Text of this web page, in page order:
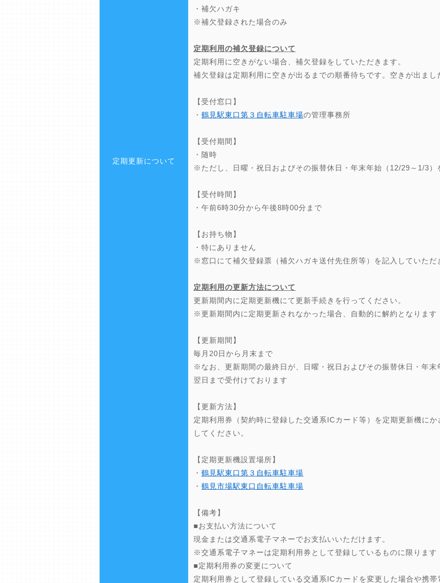
定期更新について
・補欠ハガキ
※補欠登録された場合のみ
定期利用の補欠登録について
定期利用に空きがない場合、補欠登録をしていただきます。
補欠登録は定期利用に空きが出るまでの順番待ちです。空きが出ま
【受付窓口】
・ 鶴見駅東口第３自転車駐車場の管理事務所
【受付期間】
・随時
※ただし、日曜・祝日およびその振替休日・年末年始（12/29～1/3）
【受付時間】
・午前6時30分から午後8時00分まで
【お持ち物】
・特にありません
※窓口にて補欠登録票（補欠ハガキ送付先住所等）を記入していただ
定期利用の更新方法について
更新期間内に定期更新機にて更新手続きを行ってください。
※更新期間内に定期更新されなかった場合、自動的に解約となります
【更新期間】
毎月20日から月末まで
※なお、更新期間の最終日が、日曜・祝日およびその振替休日・年
翌日まで受付けております
【更新方法】
定期利用券（契約時に登録した交通系ICカード等）を定期更新機に
してください。
【定期更新機設置場所】
・ 鶴見駅東口第３自転車駐車場
・ 鶴見市場駅東口自転車駐車場
【備考】
■お支払い方法について
現金または交通系電子マネーでお支払いいただけます。
※交通系電子マネーは定期利用券として登録しているものに限ります
■定期利用券の変更について
定期利用券として登録している交通系ICカードを変更した場合や携